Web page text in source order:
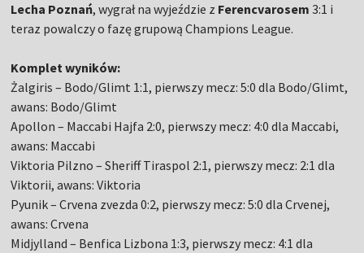
Lecha Poznań, wygrał na wyjeździe z Ferencvarosem 3:1 i
teraz powalczy o fazę grupową Champions League.
Komplet wyników:
Żalgiris – Bodo/Glimt 1:1, pierwszy mecz: 5:0 dla Bodo/Glimt,
awans: Bodo/Glimt
Apollon – Maccabi Hajfa 2:0, pierwszy mecz: 4:0 dla Maccabi,
awans: Maccabi
Viktoria Pilzno – Sheriff Tiraspol 2:1, pierwszy mecz: 2:1 dla
Viktorii, awans: Viktoria
Pyunik – Crvena zvezda 0:2, pierwszy mecz: 5:0 dla Crvenej,
awans: Crvena
Midjylland – Benfica Lizbona 1:3, pierwszy mecz: 4:1 dla